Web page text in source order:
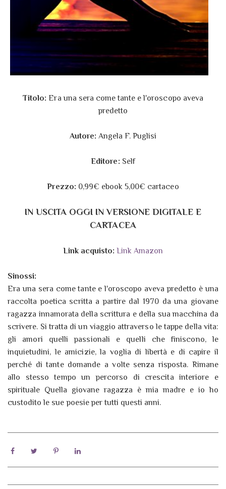
Titolo: Era una sera come tante e l'oroscopo aveva
predetto
Autore: Angela F. Puglisi
Editore: Self
Prezzo: 0,99€ ebook 5,00€ cartaceo
IN USCITA OGGI IN VERSIONE DIGITALE E
CARTACEA
Link acquisto: Link Amazon
Sinossi:
Era una sera come tante e l'oroscopo aveva predetto è una
raccolta poetica scritta a partire dal 1970 da una giovane
ragazza innamorata della scrittura e della sua macchina da
scrivere. Si tratta di un viaggio attraverso le tappe della vita:
gli amori quelli passionali e quelli che finiscono, le
inquietudini, le amicizie, la voglia di libertà e di capire il
perché di tante domande a volte senza risposta. Rimane
allo stesso tempo un percorso di crescita interiore e
spirituale Quella giovane ragazza è mia madre e io ho
custodito le sue poesie per tutti questi anni.